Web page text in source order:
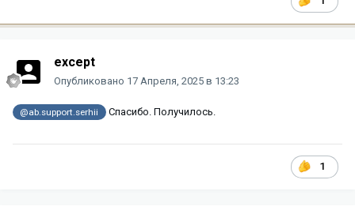
except
Опубликовано 17 Апреля, 2025 в 13:23
@ab.support.serhii Спасибо. Получилось.
1